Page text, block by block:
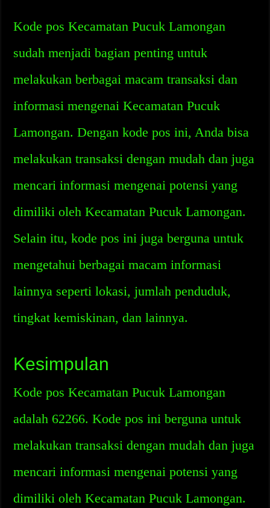
Kode pos Kecamatan Pucuk Lamongan
sudah menjadi bagian penting untuk
melakukan berbagai macam transaksi dan
informasi mengenai Kecamatan Pucuk
Lamongan. Dengan kode pos ini, Anda bisa
melakukan transaksi dengan mudah dan juga
mencari informasi mengenai potensi yang
dimiliki oleh Kecamatan Pucuk Lamongan.
Selain itu, kode pos ini juga berguna untuk
mengetahui berbagai macam informasi
lainnya seperti lokasi, jumlah penduduk,
tingkat kemiskinan, dan lainnya.
Kesimpulan
Kode pos Kecamatan Pucuk Lamongan
adalah 62266. Kode pos ini berguna untuk
melakukan transaksi dengan mudah dan juga
mencari informasi mengenai potensi yang
dimiliki oleh Kecamatan Pucuk Lamongan.